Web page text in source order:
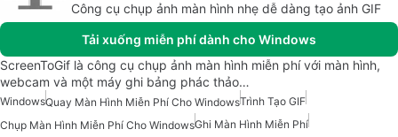
Công cụ chụp ảnh màn hình nhẹ dễ dàng tạo ảnh GIF
Tải xuống miễn phí dành cho Windows
ScreenToGif là công cụ chụp ảnh màn hình miễn phí với màn hình,
webcam và một máy ghi bảng phác thảo…
WindowsQuay Màn Hình Miễn Phí Cho WindowsTrình Tạo GIF
Chụp Màn Hình Miễn Phí Cho WindowsGhi Màn Hình Miễn Phí